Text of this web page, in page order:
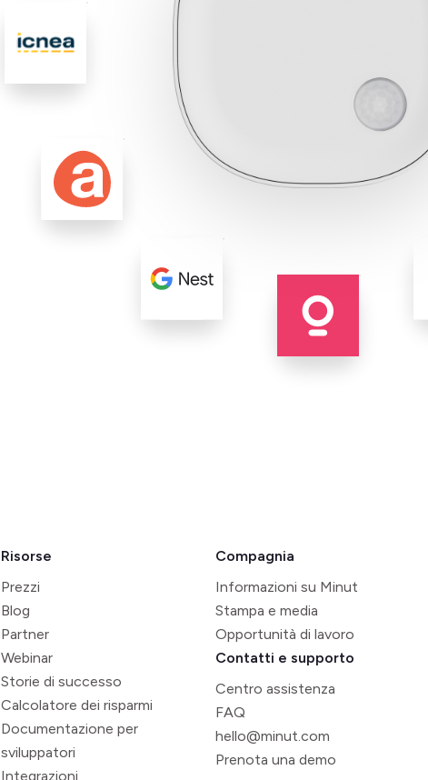
Risorse
Prezzi
Blog
Partner
Webinar
Storie di successo
Calcolatore dei risparmi
Documentazione per
sviluppatori
Integrazioni
Compagnia
Informazioni su Minut
Stampa e media
Opportunità di lavoro
Contatti e supporto
Centro assistenza
FAQ
hello@minut.com
Prenota una demo